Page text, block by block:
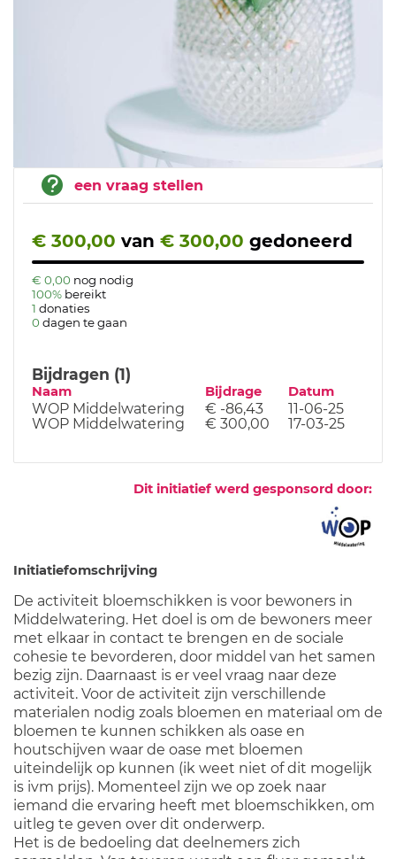
een vraag stellen
€ 300,00 van € 300,00 gedoneerd
€ 0,00 nog nodig
100% bereikt
1 donaties
0 dagen te gaan
Bijdragen (1)
Naam Bijdrage Datum
WOP Middelwatering € -86,43
11-06-25
WOP Middelwatering
€ 300,00 17-03-25
Dit initiatief werd gesponsord door:
Initiatiefomschrijving
De activiteit bloemschikken is voor bewoners in
Middelwatering. Het doel is om de bewoners meer
met elkaar in contact te brengen en de sociale
cohesie te bevorderen, door middel van het samen
bezig zijn. Daarnaast is er veel vraag naar deze
activiteit. Voor de activiteit zijn verschillende
materialen nodig zoals bloemen en materiaal om de
bloemen te kunnen schikken als oase en
houtschijven waar de oase met bloemen
uiteindelijk op kunnen (ik weet niet of dit mogelijk
is ivm prijs). Momenteel zijn we op zoek naar
iemand die ervaring heeft met bloemschikken, om
uitleg te geven over dit onderwerp.
Het is de bedoeling dat deelnemers zich